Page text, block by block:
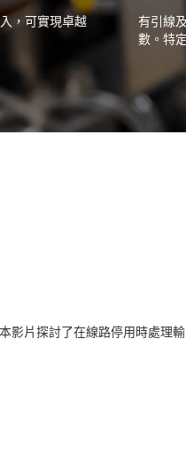
，可實現卓越
有引線
數。特
影片探討了在線路停用時處理輸